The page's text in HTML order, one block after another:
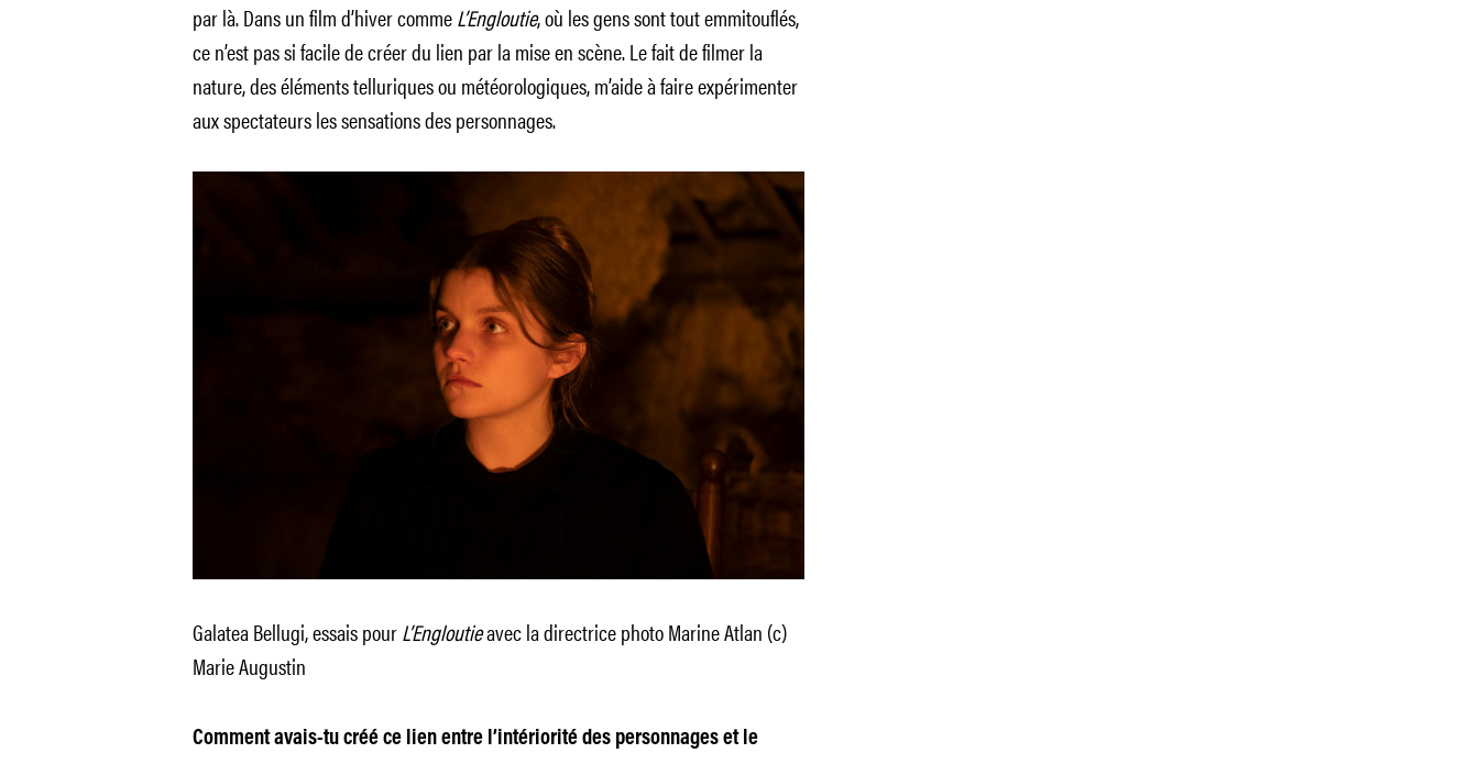
par là. Dans un film d’hiver commeL’Engloutie, où les gens sont tout emmitouflés,
ce n’est pas si facile de créer du lien par la mise en scène. Le fait de filmer la
nature, des éléments telluriques ou météorologiques, m’aide à faire expérimenter
aux spectateurs les sensations des personnages.
Galatea Bellugi, essais pourL’Engloutieavec la directrice photo Marine Atlan (c)
Marie Augustin
Comment avais-tu créé ce lien entre l’intériorité des personnages et le